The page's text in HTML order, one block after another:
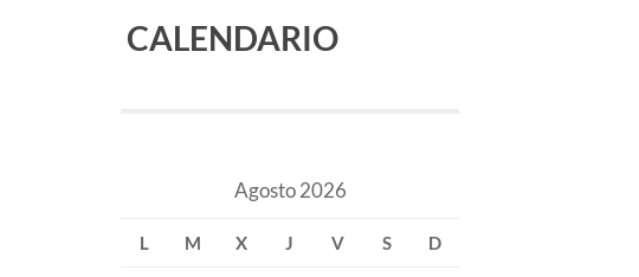
CALENDARIO
Agosto 2026
L M X J V S D